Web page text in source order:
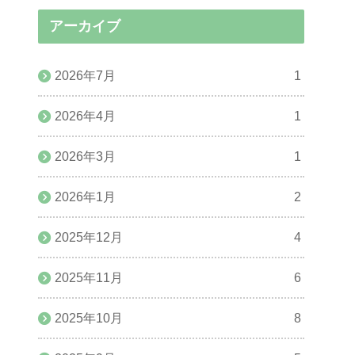
アーカイブ
2026年7月 1
2026年4月 1
2026年3月 1
2026年1月 2
2025年12月 4
2025年11月 6
2025年10月 8